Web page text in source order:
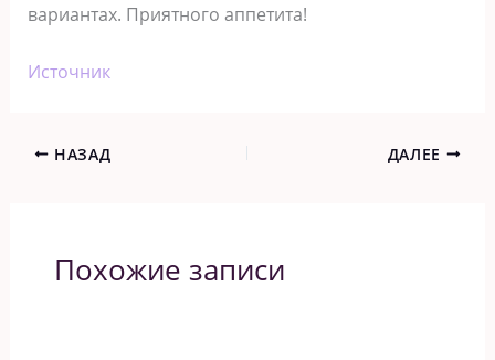
вариантах. Приятного аппетита!
Источник
НАЗАД ДАЛЕЕ
Похожие записи